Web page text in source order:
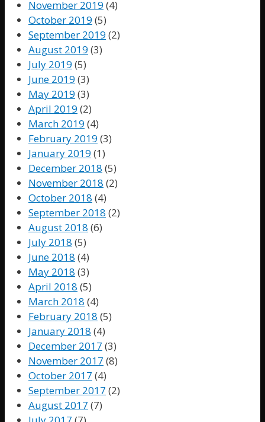
November 2019 (4)
October 2019 (5)
September 2019 (2)
August 2019 (3)
July 2019 (5)
June 2019 (3)
May 2019 (3)
April 2019 (2)
March 2019 (4)
February 2019 (3)
January 2019 (1)
December 2018 (5)
November 2018 (2)
October 2018 (4)
September 2018 (2)
August 2018 (6)
July 2018 (5)
June 2018 (4)
May 2018 (3)
April 2018 (5)
March 2018 (4)
February 2018 (5)
January 2018 (4)
December 2017 (3)
November 2017 (8)
October 2017 (4)
September 2017 (2)
August 2017 (7)